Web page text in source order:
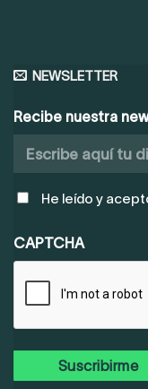
NEWSLETTER
Recibe nuestra
POLÍTICA
PRIVACIDAD
(OBLIGATORIO)
He leído y
CAPTCHA